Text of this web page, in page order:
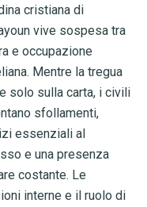
cristiana di
vive sospesa tra
e occupazione
Mentre la tregua
solo sulla carta, i civili
sfollamenti,
essenziali al
e una presenza
costante. Le
interne e il ruolo di